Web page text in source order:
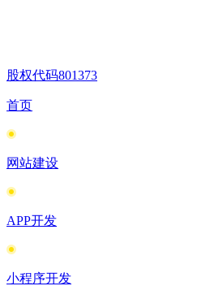
股权代码801373
首页
网站建设
APP开发
小程序开发